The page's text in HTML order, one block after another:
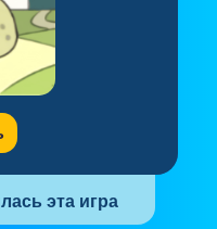
эта игра